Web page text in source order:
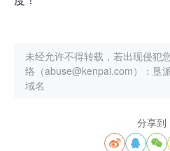
未经允许不得转载，若出现侵犯
络（abuse@kenpai.com）： 垦
域名
分享到
  